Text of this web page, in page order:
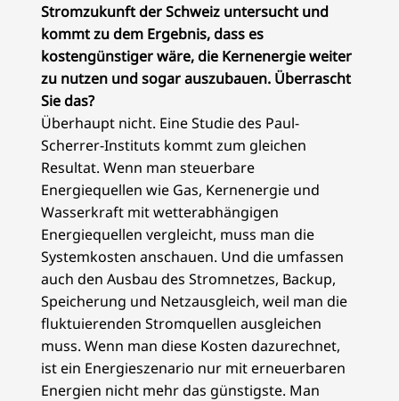
Stromzukunft der Schweiz untersucht und
kommt zu dem Ergebnis, dass es
kostengünstiger wäre, die Kernenergie weiter
zu nutzen und sogar auszubauen. Überrascht
Sie das?
Überhaupt nicht. Eine Studie des Paul-
Scherrer-Instituts kommt zum gleichen
Resultat. Wenn man steuerbare
Energiequellen wie Gas, Kernenergie und
Wasserkraft mit wetterabhängigen
Energiequellen vergleicht, muss man die
Systemkosten anschauen. Und die umfassen
auch den Ausbau des Stromnetzes, Backup,
Speicherung und Netzausgleich, weil man die
fluktuierenden Stromquellen ausgleichen
muss. Wenn man diese Kosten dazurechnet,
ist ein Energieszenario nur mit erneuerbaren
Energien nicht mehr das günstigste. Man